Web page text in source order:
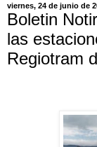
viernes, 24 de junio de
Boletin
las
Regiotram